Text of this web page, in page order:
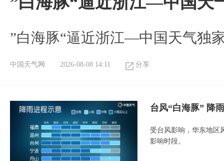
​”白海豚“逼近浙江—中国天气独
中国天气网 2026-08-08 14:11 分享
台风“白海豚” 降
受台风影响，华东地区
影响时段。